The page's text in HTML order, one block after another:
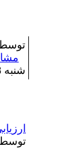
شنبه 18 بهمن 1399, 8:39 am